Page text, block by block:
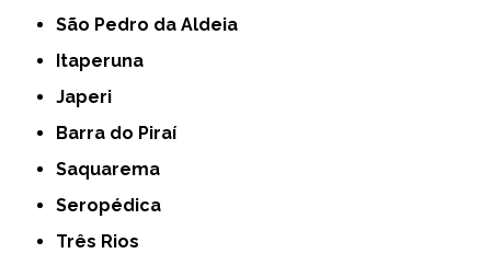
São Pedro da Aldeia
Itaperuna
Japeri
Barra do Piraí
Saquarema
Seropédica
Três Rios